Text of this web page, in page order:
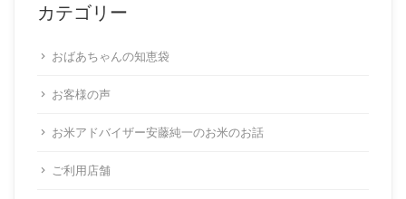
カテゴリー
おばあちゃんの知恵袋
お客様の声
お米アドバイザー安藤純一のお米のお話
ご利用店舗